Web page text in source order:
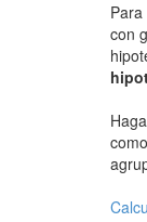
con